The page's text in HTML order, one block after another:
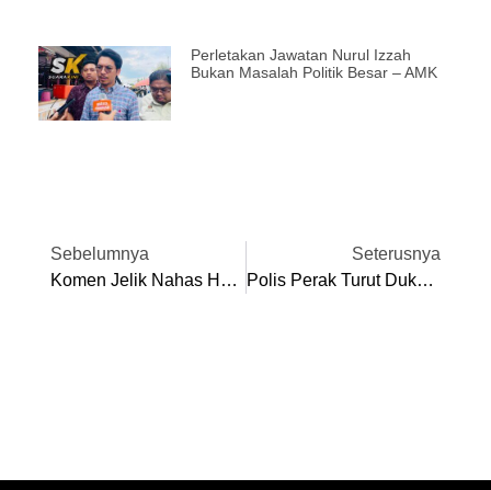
Perletakan Jawatan Nurul Izzah
Bukan Masalah Politik Besar – AMK
Sebelumnya
Komen Jelik Nahas Helikopter TLDM, Peniaga Dalam Talian Didenda RM23,000
Seterusnya
Polis Perak Turut Dukacita Insiden Nahas Dua Helikopter TLDM